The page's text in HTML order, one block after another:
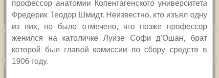
профессор анатомии Копенгагенского университета
Фредерик Теодор Шмидт. Неизвестно, кто изъял одну
из них, но было отмечено, что позже профессор
женился на католичке Луизе Софи д’Ошан, брат
которой был главой комиссии по сбору средств в
1906 году.